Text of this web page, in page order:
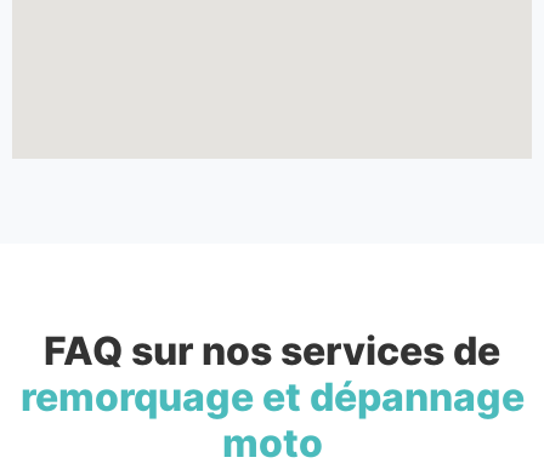
FAQ sur nos services de
remorquage et dépannage
moto